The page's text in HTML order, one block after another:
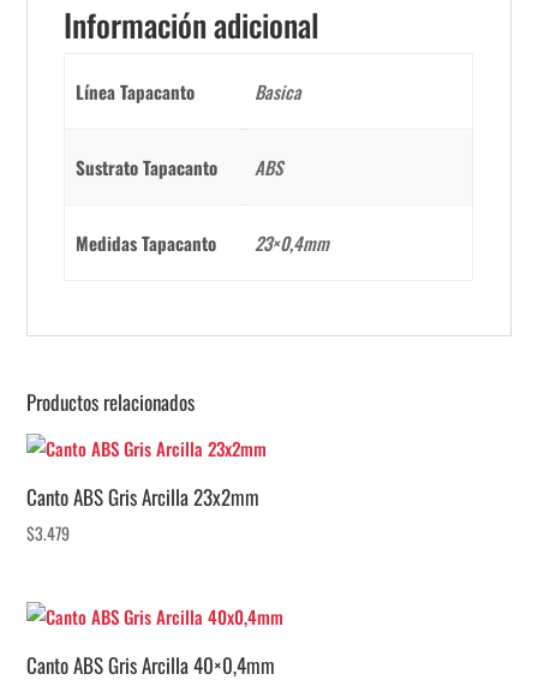
Información adicional
Línea Tapacanto Basica
Sustrato Tapacanto ABS
Medidas Tapacanto 23×0,4mm
Productos relacionados
Canto ABS Gris Arcilla 23x2mm
$3.479
Canto ABS Gris Arcilla 40×0,4mm